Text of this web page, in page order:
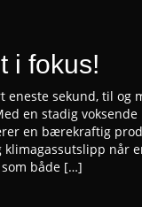
i fokus!
eneste sekund, til og
en stadig
en bærekraftig
klimagassutslipp når
både […]